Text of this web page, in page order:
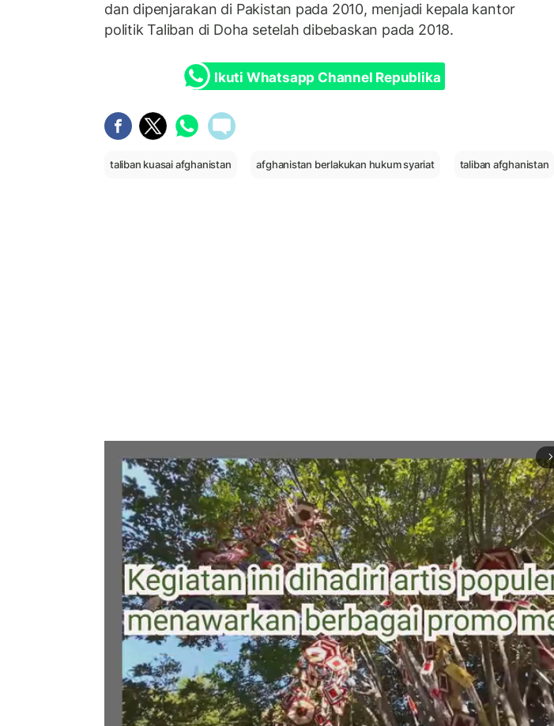
dan dipenjarakan di Pakistan pada 2010, menjadi kepala kantor
politik Taliban di Doha setelah dibebaskan pada 2018.
Ikuti Whatsapp Channel Republika
taliban kuasai afghanistan afghanistan berlakukan hukum syariat taliban afghanistan
arrow_forward_ios